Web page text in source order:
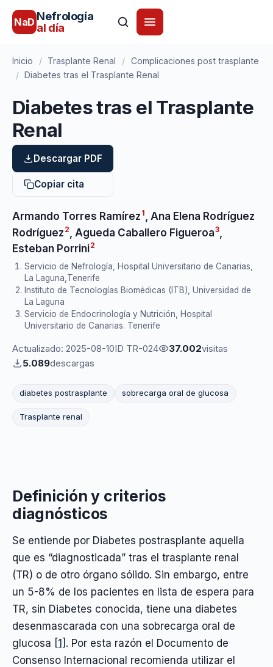
NaD Nefrología
al día
Inicio / Trasplante Renal / Complicaciones post trasplante
/ Diabetes tras el Trasplante Renal
Diabetes tras el Trasplante
Renal
Descargar PDF
Copiar cita
Armando Torres Ramírez 1
Ana Elena Rodríguez
Rodríguez 2 Agueda Caballero Figueroa3
Esteban Porrini2
Servicio de Nefrología, Hospital Universitario de Canarias,
La Laguna,Tenerife
Instituto de Tecnologías Biomédicas (ITB), Universidad de
La Laguna
Servicio de Endocrinología y Nutrición, Hospital
Universitario de Canarias. Tenerife
Actualizado: 2025-08-10ID TR-024 37.002visitas
5.089descargas
diabetes postrasplante sobrecarga oral de glucosa
Trasplante renal
Definición y criterios
diagnósticos
Se entiende por Diabetes postrasplante aquella
que es “diagnosticada” tras el trasplante renal
(TR) o de otro órgano sólido. Sin embargo, entre
un 5-8% de los pacientes en lista de espera para
TR, sin Diabetes conocida, tiene una diabetes
desenmascarada con una sobrecarga oral de
glucosa [1] . Por esta razón el Documento de
Consenso Internacional recomienda utilizar el